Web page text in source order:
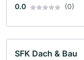
0.0 (0)
SFK Dach & Bau